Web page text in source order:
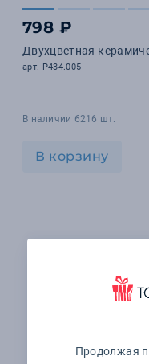
798 ₽
Двухцветная
арт. P434.005
В наличии 6216 шт.
В корзину
Продолжая